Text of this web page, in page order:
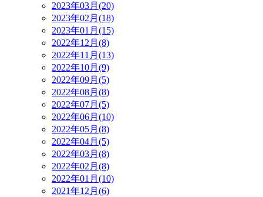
2023年03月(20)
2023年02月(18)
2023年01月(15)
2022年12月(8)
2022年11月(13)
2022年10月(9)
2022年09月(5)
2022年08月(8)
2022年07月(5)
2022年06月(10)
2022年05月(8)
2022年04月(5)
2022年03月(8)
2022年02月(8)
2022年01月(10)
2021年12月(6)